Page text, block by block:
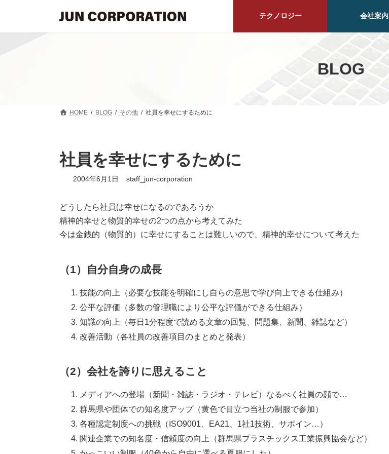
テクノロジー 会社案内
BLOG
HOME BLOG その他 社員を幸せにするために
社員を幸せにするために
2004年6月1日 staff_jun-corporation
どうしたら社員は幸せになるのであろうか
精神的幸せと物質的幸せの2つの点から考えてみた
今は金銭的（物質的）に幸せにすることは難しいので、精神的幸せについて考えた
（1）自分自身の成長
技能の向上（必要な技能を明確にし自らの意思で学び向上できる仕組み）
公平な評価（多数の管理職により公平な評価ができる仕組み）
知識の向上（毎日1分程度で読める文章の回覧、問題集、新聞、雑誌など）
改善活動（各社員の改善項目のまとめと発表）
（2）会社を誇りに思えること
メディアへの登場（新聞・雑誌・ラジオ・テレビ）なるべく社員の顔で…
群馬県や団体での知名度アップ（黄色で目立つ当社の制服で参加）
各種認定制度への挑戦（ISO9001、EA21、1社1技術、サポイン…）
関連企業での知名度・信頼度の向上（群馬県プラスチックス工業振興協会など）